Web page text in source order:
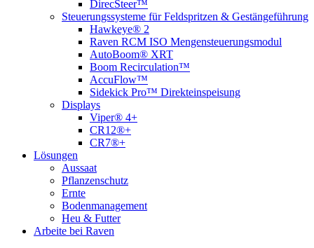
DirecSteer™
Steuerungssysteme für Feldspritzen & Gestängeführung
Hawkeye® 2
Raven RCM ISO Mengensteuerungsmodul
AutoBoom® XRT
Boom Recirculation™
AccuFlow™
Sidekick Pro™ Direkteinspeisung
Displays
Viper® 4+
CR12®+
CR7®+
Lösungen
Aussaat
Pflanzenschutz
Ernte
Bodenmanagement
Heu & Futter
Arbeite bei Raven